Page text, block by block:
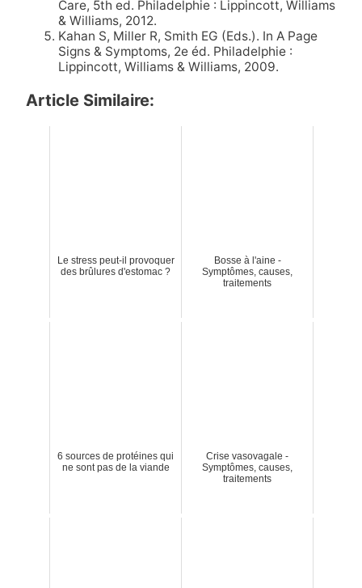
Care, 5th ed. Philadelphie : Lippincott, Williams
& Williams, 2012.
Kahan S, Miller R, Smith EG (Eds.). In A Page
Signs & Symptoms, 2e éd. Philadelphie :
Lippincott, Williams & Williams, 2009.
Article Similaire:
Le stress peut-il provoquer
des brûlures d'estomac ?
Bosse à l'aine -
Symptômes, causes,
traitements
6 sources de protéines qui
ne sont pas de la viande
Crise vasovagale -
Symptômes, causes,
traitements